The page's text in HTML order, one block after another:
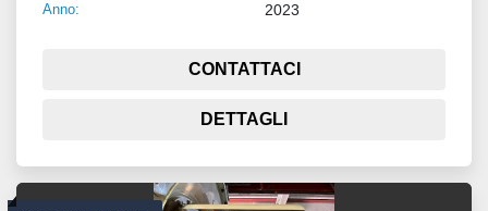
Anno: 2023
CONTATTACI
DETTAGLI